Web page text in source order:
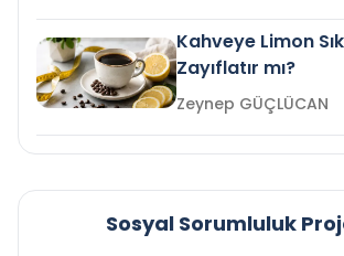
Kahveye Limon
Zayıflatır mı?
Zeynep GÜÇLÜCAN
Sosyal Sorumluluk